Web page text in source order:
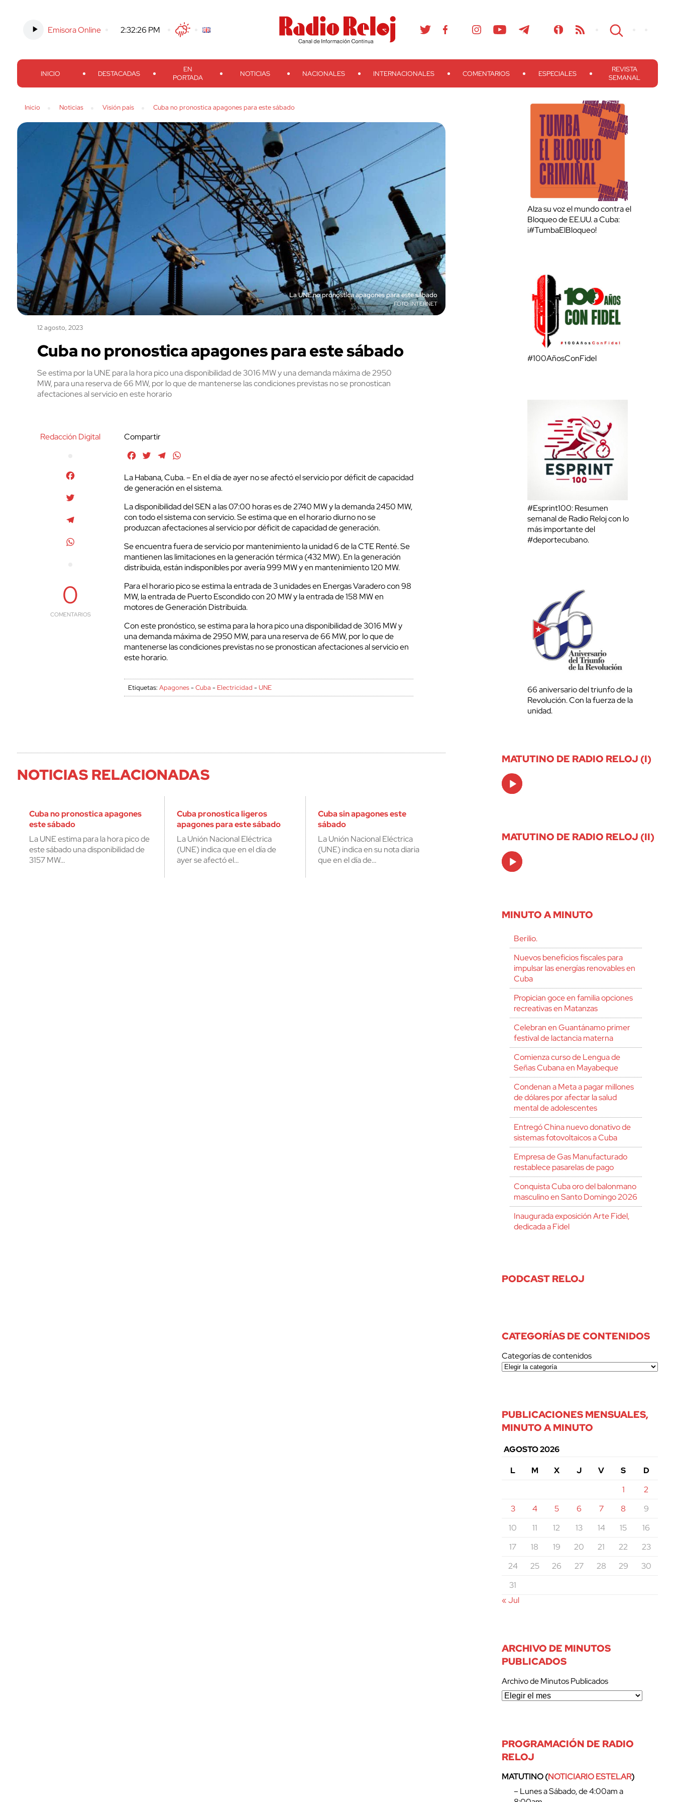
Emisora Online -2:32:27 PM TwitterFacebook
Threads
Instagram TelegramTeveo Ivoox RSS Search
INICIO DESTACADAS
EN
PORTADA
NOTICIAS NACIONALES INTERNACIONALES COMENTARIOS ESPECIALES
REVISTA
SEMANAL
Inicio Noticias Visión país Cuba no pronostica apagones para este sábado
La UNE no pronostica apagones para este sábado
INTERNET
12 agosto, 2023
Cuba no pronostica apagones para este sábado
Se estima por la UNE para la hora pico una disponibilidad de 3016 MW y una demanda máxima de 2950
MW, para una reserva de 66 MW, por lo que de mantenerse las condiciones previstas no se pronostican
afectaciones al servicio en este horario
Redacción Digital
0
COMENTARIOS
Compartir
FacebookTwitterTelegram
La Habana, Cuba. – En el día de ayer no se afectó el servicio por déficit de capacidad
de generación en el sistema.
La disponibilidad del SEN a las 07:00 horas es de 2740 MW y la demanda 2450 MW,
con todo el sistema con servicio. Se estima que en el horario diurno no se
produzcan afectaciones al servicio por déficit de capacidad de generación.
Se encuentra fuera de servicio por mantenimiento la unidad 6 de la CTE Renté. Se
mantienen las limitaciones en la generación térmica (432 MW). En la generación
distribuida, están indisponibles por avería 999 MW y en mantenimiento 120 MW.
Para el horario pico se estima la entrada de 3 unidades en Energas Varadero con 98
MW, la entrada de Puerto Escondido con 20 MW y la entrada de 158 MW en
motores de Generación Distribuida.
Con este pronóstico, se estima para la hora pico una disponibilidad de 3016 MW y
una demanda máxima de 2950 MW, para una reserva de 66 MW, por lo que de
mantenerse las condiciones previstas no se pronostican afectaciones al servicio en
este horario.
Etiquetas:Apagones-Cuba - Electricidad -UNE
NOTICIAS RELACIONADAS
Cuba no pronostica apagones
este sábado
La UNE estima para la hora pico de
este sábado una disponibilidad de
3157 MW…
Cuba pronostica ligeros
apagones para este sábado
La Unión Nacional Eléctrica
(UNE) indica que en el día de
ayer se afectó el…
Cuba sin apagones este
sábado
La Unión Nacional Eléctrica
(UNE) indica en su nota diaria
que en el día de…
Alza su voz el mundo contra el
Bloqueo de EE.UU. a Cuba:
¡#TumbaElBloqueo!
#100AñosConFidel
#Esprint100: Resumen
semanal de Radio Reloj con lo
más importante del
#deportecubano.
66 aniversario del triunfo de la
Revolución. Con la fuerza de la
unidad.
MATUTINO DE RADIO RELOJ (I)
Audio
Player
MATUTINO DE RADIO RELOJ (II)
Audio
Player
MINUTO A MINUTO
Berilio.
Nuevos beneficios fiscales para
impulsar las energías renovables en
Cuba
Propician goce en familia opciones
recreativas en Matanzas
Celebran en Guantánamo primer
festival de lactancia materna
Comienza curso de Lengua de
Señas Cubana en Mayabeque
Condenan a Meta a pagar millones
de dólares por afectar la salud
mental de adolescentes
Entregó China nuevo donativo de
sistemas fotovoltaicos a Cuba
Empresa de Gas Manufacturado
restablece pasarelas de pago
Conquista Cuba oro del balonmano
masculino en Santo Domingo 2026
Inaugurada exposición Arte Fidel,
dedicada a Fidel
PODCAST RELOJ
CATEGORÍAS DE CONTENIDOS
Categorías de contenidos
PUBLICACIONES MENSUALES,
MINUTO A MINUTO
AGOSTO 2026
L
M X J V S
D
1
2
3
4 5 6 7 8
9
10
11 12 13 14 15
16
17
18 19 20 21 22
23
24
25 26 27 28 29
30
31
« Jul
ARCHIVO DE MINUTOS
PUBLICADOS
Archivo de Minutos Publicados
PROGRAMACIÓN DE RADIO
RELOJ
MATUTINO (NOTICIARIO ESTELAR)
– Lunes a Sábado, de 4:00am a